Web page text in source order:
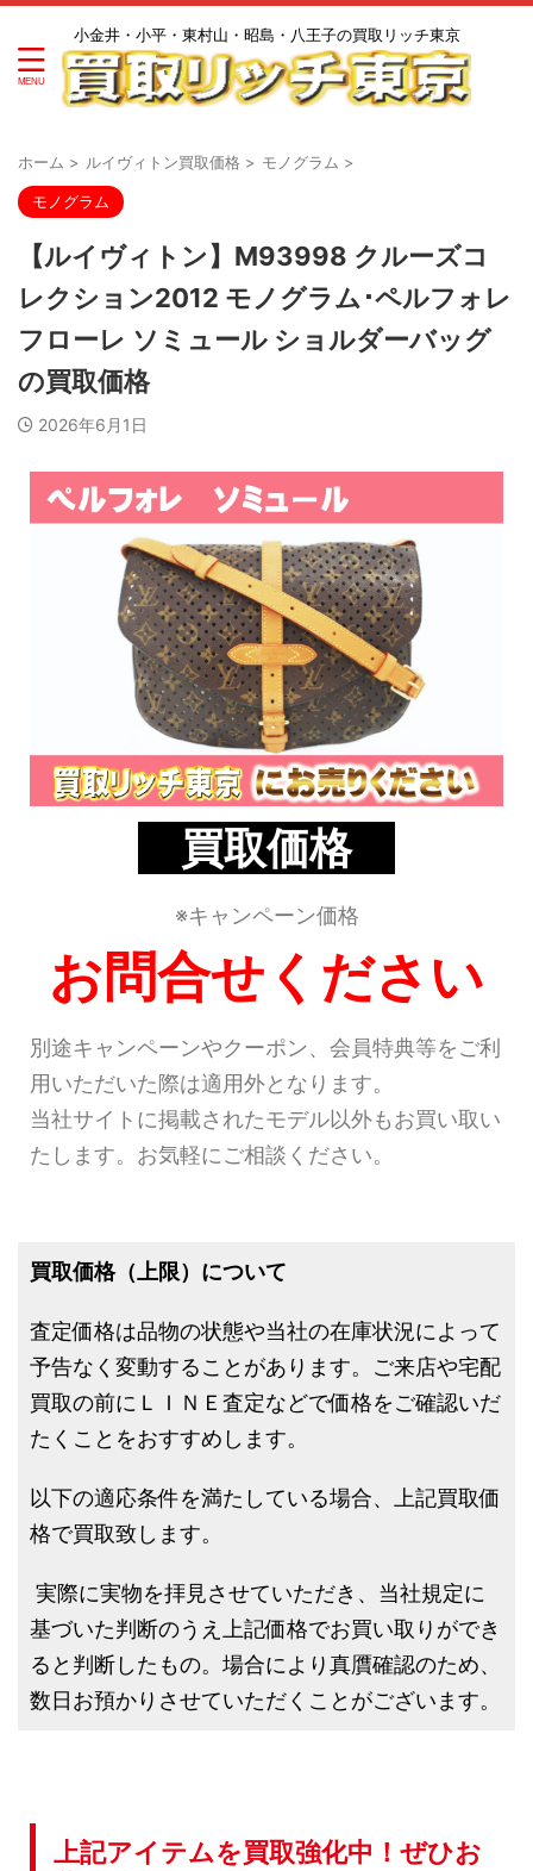
小金井・小平・東村山・昭島・八王子の買取リッチ東京
ホーム > ルイヴィトン買取価格 > モノグラム >
モノグラム
【ルイヴィトン】M93998 クルーズコ
レクション2012 モノグラム･ペルフォレ
フローレ ソミュール ショルダーバッグ
の買取価格
2026年6月1日
買取価格
※キャンペーン価格
お問合せください
別途キャンペーンやクーポン、会員特典等をご利
用いただいた際は適用外となります。
当社サイトに掲載されたモデル以外もお買い取い
たします。お気軽にご相談ください。
買取価格（上限）について
査定価格は品物の状態や当社の在庫状況によって
予告なく変動することがあります。ご来店や宅配
買取の前にＬＩＮＥ査定などで価格をご確認いだ
たくことをおすすめします。
以下の適応条件を満たしている場合、上記買取価
格で買取致します。
実際に実物を拝見させていただき、当社規定に
基づいた判断のうえ上記価格でお買い取りができ
ると判断したもの。場合により真贋確認のため、
数日お預かりさせていただくことがございます。
上記アイテムを買取強化中！ぜひお